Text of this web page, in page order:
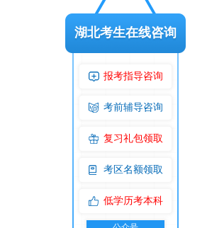
湖北考生在线咨询
报考指导咨询
考前辅导咨询
复习礼包领取
考区名额领取
低学历考本科